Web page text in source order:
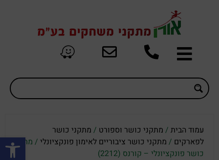
פתח
עמוד הבית / מתקני כושר וספורט / מתקני כושר
לפארקים / מתקני כושר ציבוריים לאימון פונקציונלי / מתקן
כושר פונקציונלי – קורנס (2212)